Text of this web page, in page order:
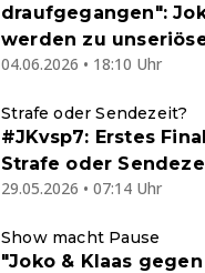
draufgegangen":
werden zu
04.06.2026 • 18:10 Uhr
Strafe oder Sendezeit?
#JKvsp7: Erstes
Strafe oder
29.05.2026 • 07:14 Uhr
Show macht Pause
"Joko & Klaas